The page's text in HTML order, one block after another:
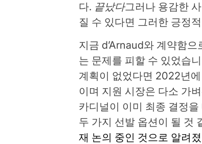
다. 끝났다그러나 용감한
질 수 있다면 그러한 긍정
지금 d’Arnaud와 계약함
는 문제를 피할 수 있었습
계획이 없었다면 2022년
이며 지원 시장은 다소 가
카디널이 이미 최종 결정
두 가지 선발 옵션이 될 것
재 논의 중인 것으로 알려